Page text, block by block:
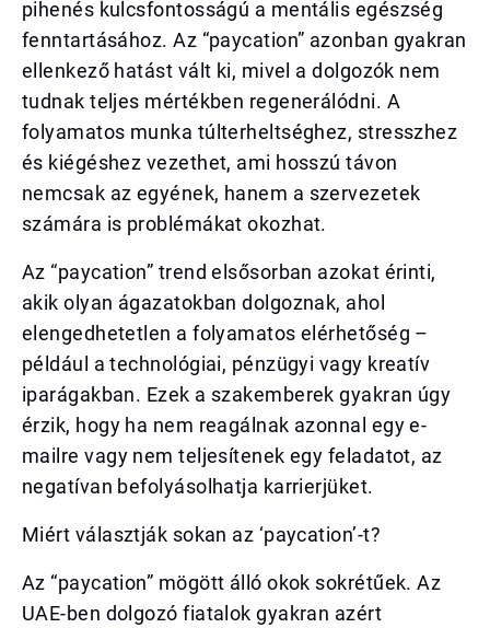
pihenés kulcsfontosságú a mentális egészség
fenntartásához. Az “paycation” azonban gyakran
ellenkező hatást vált ki, mivel a dolgozók nem
tudnak teljes mértékben regenerálódni. A
folyamatos munka túlterheltséghez, stresszhez
és kiégéshez vezethet, ami hosszú távon
nemcsak az egyének, hanem a szervezetek
számára is problémákat okozhat.
Az “paycation” trend elsősorban azokat érinti,
akik olyan ágazatokban dolgoznak, ahol
elengedhetetlen a folyamatos elérhetőség –
például a technológiai, pénzügyi vagy kreatív
iparágakban. Ezek a szakemberek gyakran úgy
érzik, hogy ha nem reagálnak azonnal egy e-
mailre vagy nem teljesítenek egy feladatot, az
negatívan befolyásolhatja karrierjüket.
Miért választják sokan az ‘paycation’-t?
Az “paycation” mögött álló okok sokrétűek. Az
UAE-ben dolgozó fiatalok gyakran azért